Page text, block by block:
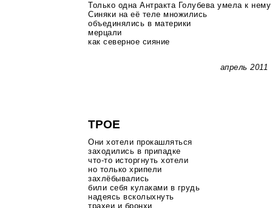
Только одна Антракта Голубева умела к
Синяки на её теле множились
объединялись в материки
мерцали
как северное сияние
апрель 2011
ТРОЕ
Они хотели прокашляться
заходились в припадке
что-то исторгнуть хотели
но только хрипели
захлёбывались
били себя кулаками в грудь
надеясь всколыхнуть
трахеи и бронхи